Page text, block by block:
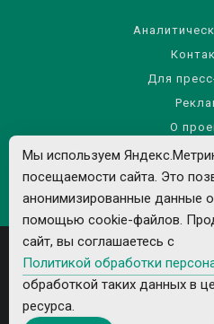
Для
О
Правила
Политика обработки
Все рекламируемые товары и
Мы используем
посещаемости сайта. Это
анонимизированные данные
помощью cookie-файлов.
сайт, вы соглашаетесь с
Политикой обработки
обработкой таких данных в
ресурса.